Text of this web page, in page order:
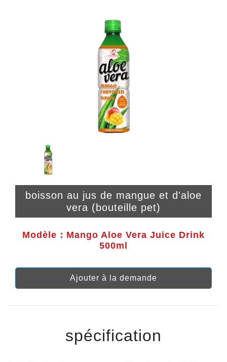
boisson au jus de mangue et d'aloe
vera (bouteille pet)
Modèle：Mango Aloe Vera Juice Drink
500ml
Ajouter à la demande
spécification